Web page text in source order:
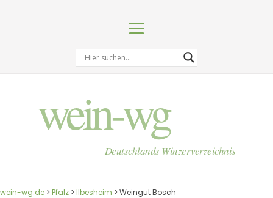
wein-wg
Deutschlands Winzerverzeichnis
wein-wg.de > Pfalz > Ilbesheim > Weingut Bosch